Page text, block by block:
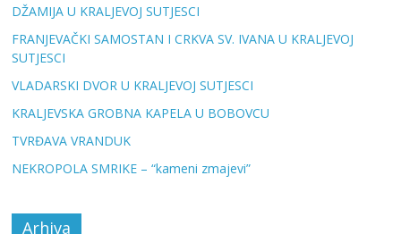
DŽAMIJA U KRALJEVOJ SUTJESCI
FRANJEVAČKI SAMOSTAN I CRKVA SV. IVANA U KRALJEVOJ
SUTJESCI
VLADARSKI DVOR U KRALJEVOJ SUTJESCI
KRALJEVSKA GROBNA KAPELA U BOBOVCU
TVRĐAVA VRANDUK
NEKROPOLA SMRIKE – “kameni zmajevi”
Arhiva